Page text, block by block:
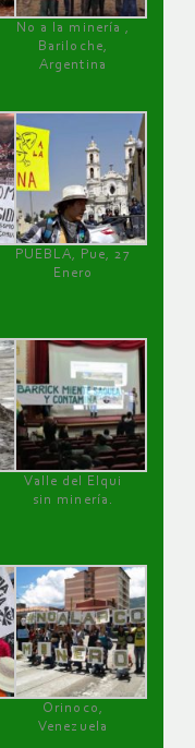
No a la minería ,
Bariloche,
Argentina
PUEBLA, Pue, 27
Enero
Valle del Elqui
sin minería.
Orinoco,
Venezuela